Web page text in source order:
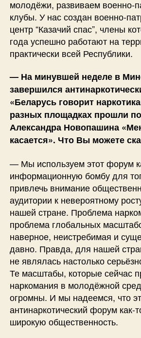
молодёжи, развиваем военно-
клубы. У нас создан военно-
центр “Казачий спас”, члены
года успешно работают на
практически всей Республики.
— На минувшей неделе в
завершился
«Беларусь говорит
разных площадках прошли
Александра Новопашина
касается». Что Вы можете
— Мы используем этот форум
информационную бомбу для
привлечь внимание
аудитории к невероятному
нашей стране. Проблема
проблема глобальных
наверное, неистребимая и
давно. Правда, для нашей
не являлась настолько
Те масштабы, которые сейчас
наркомания в молодёжной
огромны. И мы надеемся, что
антинаркотический форум как-
широкую общественность.